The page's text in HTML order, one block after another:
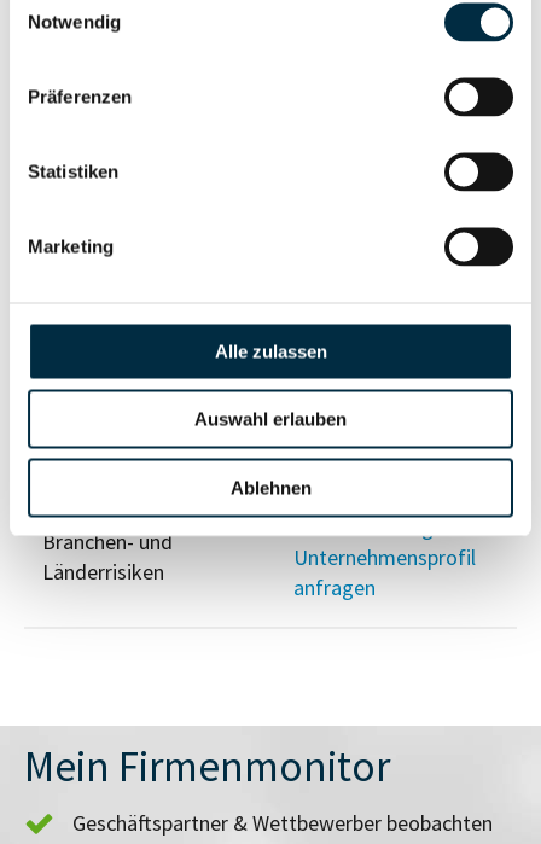
Notwendig
Präferenzen
Statistiken
Marketing
Alle zulassen
Auswahl erlauben
Ablehnen
Berechtigten Pfad
Unternehmensprofil
Risikoinformationen
PEP- und
Vollständiges
Unternehmensprofil
Insolvenzinformationen
Vollständiges
Unternehmensprofil
anfragen
Branchen- und
Länderrisiken
Vollständiges
Unternehmensprofil
anfragen
Mein Firmenmonitor
Geschäftspartner & Wettbewerber beobachten